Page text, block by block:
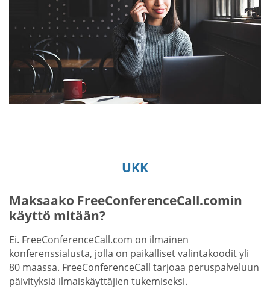
UKK
Maksaako FreeConferenceCall.comin
käyttö mitään?
Ei. FreeConferenceCall.com on ilmainen
konferenssialusta, jolla on paikalliset valintakoodit yli
80 maassa. FreeConferenceCall tarjoaa peruspalveluun
päivityksiä ilmaiskäyttäjien tukemiseksi.